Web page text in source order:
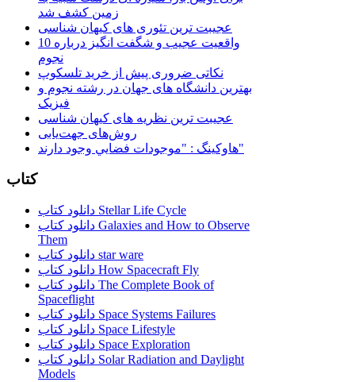
زمین کشف شد
عجیبت ترین تئوری های کیهان شناسی
10 واقعیت عجیب و شگفت انگیز درباره
نجوم
نکاتی ضروری پیش از خرید تلسکوپ
بهترین دانشگاه های جهان در رشته نجوم و
فیزیک
عجیبت ترین نظریه های کیهان شناسی
روش‌های جهت‌یابی
هاوكينگ : "موجودات فضايي وجود دارند"
کتاب
دانلود کتاب Stellar Life Cycle
دانلود کتاب Galaxies and How to Observe
Them
دانلود کتاب star ware
دانلود کتاب How Spacecraft Fly
دانلود کتاب The Complete Book of
Spaceflight
دانلود کتاب Space Systems Failures
دانلود کتاب Space Lifestyle
دانلود کتاب Space Exploration
دانلود کتاب Solar Radiation and Daylight
Models